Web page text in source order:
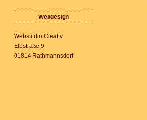
Webdesign
Webstudio Creativ
Elbstraße 9
01814 Rathmannsdorf